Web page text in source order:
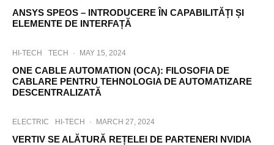
ANSYS SPEOS – INTRODUCERE ÎN CAPABILITĂȚI ȘI
ELEMENTE DE INTERFAȚĂ
HI-TECH TECH · MAY 15, 2024
ONE CABLE AUTOMATION (OCA): FILOSOFIA DE
CABLARE PENTRU TEHNOLOGIA DE AUTOMATIZARE
DESCENTRALIZATĂ
ELECTRIC HI-TECH · MARCH 27, 2024
VERTIV SE ALĂTURĂ REȚELEI DE PARTENERI NVIDIA